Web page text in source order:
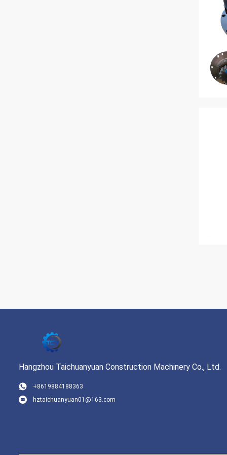
Hangzhou Taichuanyuan Construction Machinery Co., Ltd.
+8619884188363
hztaichuanyuan01@163.com